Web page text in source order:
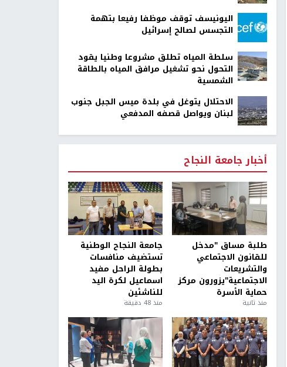
اليونيسف توقف موظفا رفيعا بتهمة
التجسس لصالح إسرائيل
سلطة المياه تطلق مشروعا وطنيا يقود
التحول نحو تشغيل مرافق المياه بالطاقة
الشمسية
الاحتلال يتوغل في بلدة ميس الجبل جنوب
لبنان ويواصل قصفه المدفعي
أخبار جامعة النجاح
طلبة مساق "مدخل
للقانون الاجتماعي
والتشريعات
الاجتماعية"يزورون مركز
حماية الأسرة
منذ ثانية
جامعة النجاح الوطنية
تستضيف منافسات
بطولة الراحل مفيد
اسماعيل لكرة اليد
للناشئين
منذ 48 دقيقة